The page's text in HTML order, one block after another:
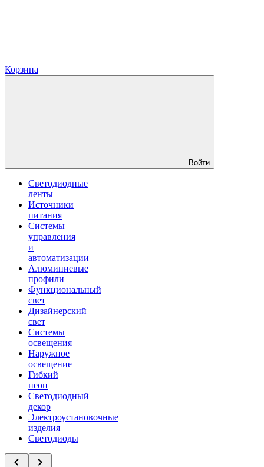
Корзина
Войти
Светодиодные
ленты
Источники
питания
Системы
управления
и
автоматизации
Алюминиевые
профили
Функциональный
свет
Дизайнерский
свет
Системы
освещения
Наружное
освещение
Гибкий
неон
Светодиодный
декор
Электроустановочные
изделия
Светодиоды